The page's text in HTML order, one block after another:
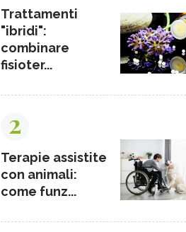
Trattamenti
"ibridi":
combinare
fisioter...
2
Terapie assistite
con animali:
come funz...